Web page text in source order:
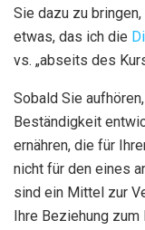
Sie dazu zu
etwas, das ich die
vs. „abseits des
Sobald Sie
Beständigkeit
ernähren, die für
nicht für den eines
sind ein Mittel zur
Ihre Beziehung